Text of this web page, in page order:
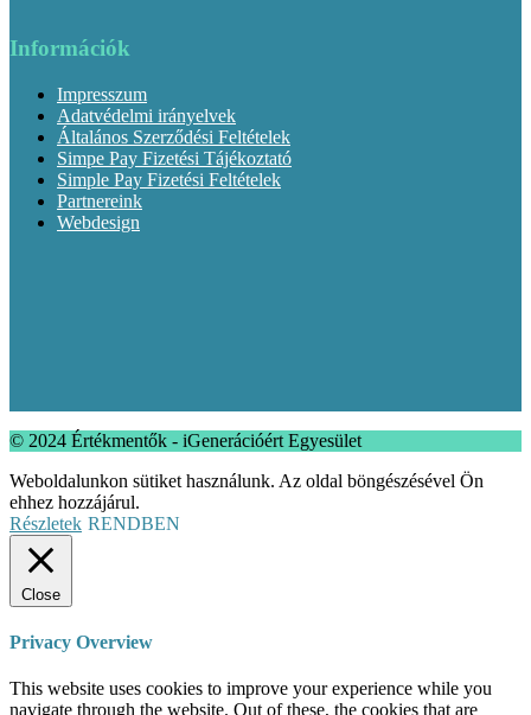
Információk
Impresszum
Adatvédelmi irányelvek
Általános Szerződési Feltételek
Simpe Pay Fizetési Tájékoztató
Simple Pay Fizetési Feltételek
Partnereink
Webdesign
© 2024 Értékmentők - iGenerációért Egyesület
Weboldalunkon sütiket használunk. Az oldal böngészésével Ön
ehhez hozzájárul.
Részletek RENDBEN
Close
Privacy Overview
This website uses cookies to improve your experience while you
navigate through the website. Out of these, the cookies that are